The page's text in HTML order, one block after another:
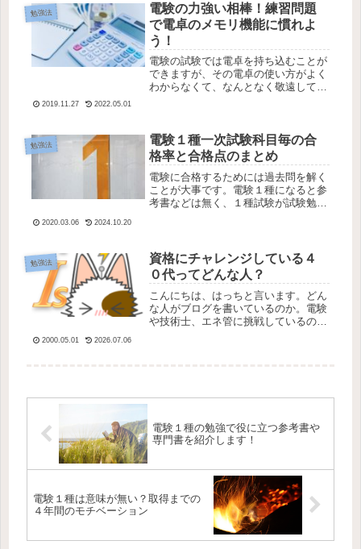
勉強を始める前から、受験は始まって
い...
勉強法
電験の力強い相棒！練習問題
で電卓のメモリ機能に慣れよ
う！
電験の試験では電卓を持ち込むことが
できますが、その電卓の使い方がよく
わからなくて、なんとなく敬遠してい
るような記事になることを目指して書
き...
2019.11.27 2022.05.01
勉強法
電験１種一次試験科目毎の合
格率と合格点のまとめ
電験に合格するためには過去問を解く
ことが大事です。電験１種になると参
考書などは無く、１種試験が試験勉強
ちのはずです。力試しするためにもぜ
ひ...
2020.03.06 2024.10.20
勉強法
資格にチャレンジしている４
０代ってどんな人？
こんにちは、はっちと言います。どん
な人がブログを書いているのか。電験
や技術士、エネ管に挑戦しているのか
2000.05.01 2026.07.06
電験１種の勉強で役に立つ参考書や
専門書を紹介します！
電験１種は意味が無い？取得までの
４年間のモチベーション